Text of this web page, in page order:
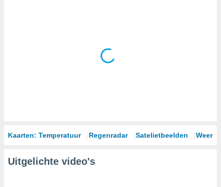
Kaarten: Temperatuur Regenradar Satelietbeelden
Uitgelichte video's